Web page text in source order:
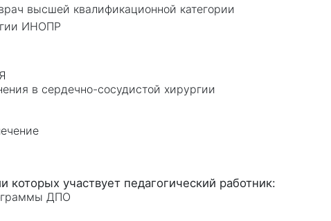
высшей квалификационной категории
ИНОПР
в сердечно-сосудистой хирургии
ДПО